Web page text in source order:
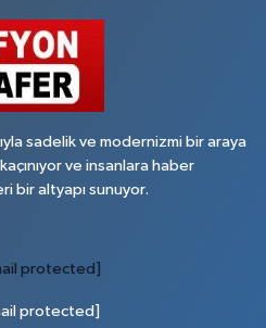
sadelik ve modernizmi bir araya
ve insanlara haber
bir altyapı sunuyor.
protected]
protected]